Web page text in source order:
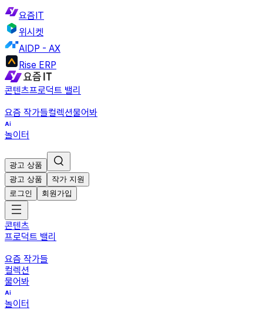
요즘IT
위시켓
AIDP - AX
Rise ERP
콘텐츠프로덕트 밸리
요즘 작가들컬렉션물어봐
놀이터
광고 상품
광고 상품
작가 지원
로그인
회원가입
콘텐츠
프로덕트 밸리
요즘 작가들
컬렉션
물어봐
놀이터